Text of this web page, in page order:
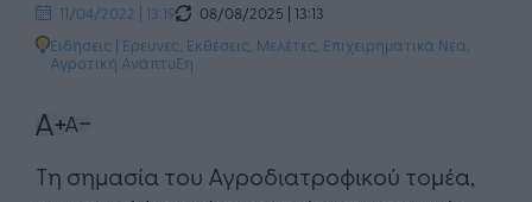
11/04/2022 | 13:19
08/08/2025 | 13:13
Ειδήσεις |Έρευνες, Εκθέσεις, Μελέτες Επιχειρηματικά Νέα
Αγροτική Ανάπτυξη
​Τη σημασία του Αγροδιατροφικού τομέα,